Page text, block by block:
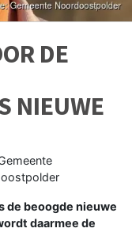
DE
NIEUWE
de beoogde nieuwe
daarmee de